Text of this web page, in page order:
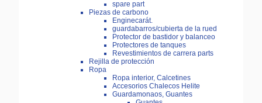
spare part
Piezas de carbono
Enginecarát.
guardabarros/cubierta de la rued
Protector de bastidor y balanceo
Protectores de tanques
Revestimientos de carrera parts
Rejilla de protección
Ropa
Ropa interior, Calcetines
Accesorios Chalecos Helite
Guardamonaos, Guantes